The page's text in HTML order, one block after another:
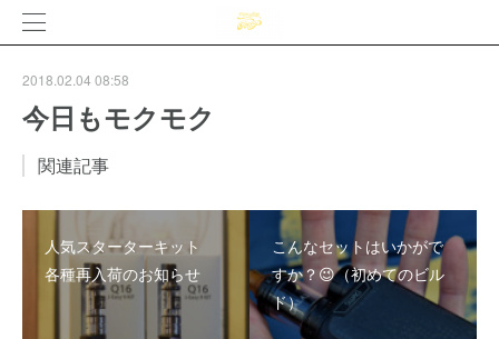
2018.02.04 08:58
今日もモクモク
関連記事
人気スターターキット
各種再入荷のお知らせ
こんなセットはいかがで
すか？😉（初めてのビル
ド）